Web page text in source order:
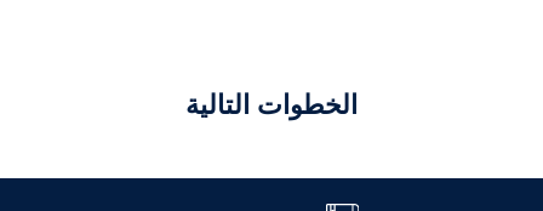
الخطوات التالية